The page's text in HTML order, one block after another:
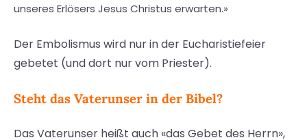
unseres Erlösers Jesus Christus erwarten.»
Der Embolismus wird nur in der Eucharistiefeier
gebetet (und dort nur vom Priester).
Steht das Vaterunser in der Bibel?
Das Vaterunser heißt auch «das Gebet des Herrn»,